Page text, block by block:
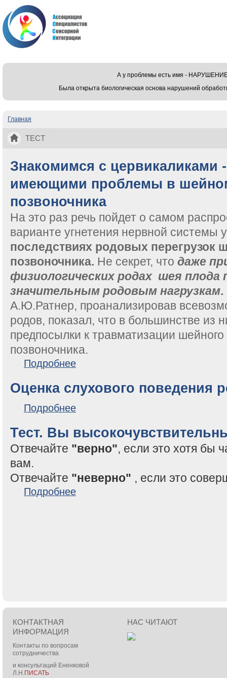
А у проблемы есть имя -
Была открыта биологическая основа нарушений
Вы здесь
Главная
ТЕСТ
Знакомимся с цервикаликами
имеющими проблемы в
позвоночника
На это раз речь пойдет о самом
варианте угнетения нервной
последствиях родовых перегрузок
позвоночника. Не секрет, что даже
физиологических родах шея плода
значительным родовым нагрузкам
А.Ю.Ратнер, проанализировав
родов, показал, что в большинстве из
предпосылки к травматизации шейного
позвоночника.
Подробнее
Оценка слухового поведения
Подробнее
Тест. Вы
Отвечайте "верно", если это хотя бы
вам.
Отвечайте "неверно" , если это
Подробнее
КОНТАКТНАЯ
ИНФОРМАЦИЯ
Контакты по вопросам
сотрудничества
и консультаций Ененковой
Л.Н.ПИСАТЬ
НАС ЧИТАЮТ